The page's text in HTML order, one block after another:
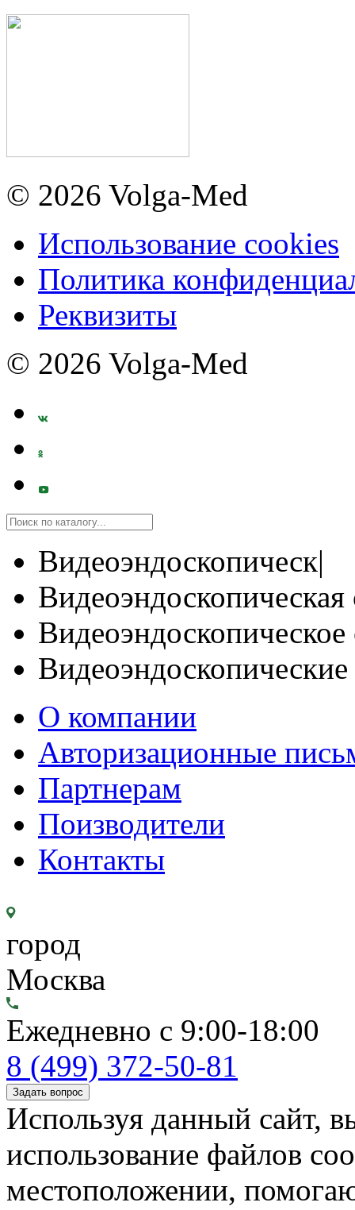
© 2026 Volga-Med
Использование cookies
Политика
Реквизиты
© 2026 Volga-Med
Видеоэндоскопическ|
Видеоэндоскопическая
О компании
Авторизационные
Партнерам
Поизводители
Контакты
город
Москва
Ежедневно с 9:00-18:00
8 (499) 372-50-81
Задать вопрос
Используя данный сайт,
использование файлов
местоположении,